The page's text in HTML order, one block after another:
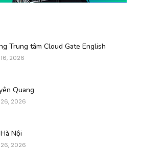
Trung tâm Cloud Gate English
2026
Quang
2026
Nội
2026